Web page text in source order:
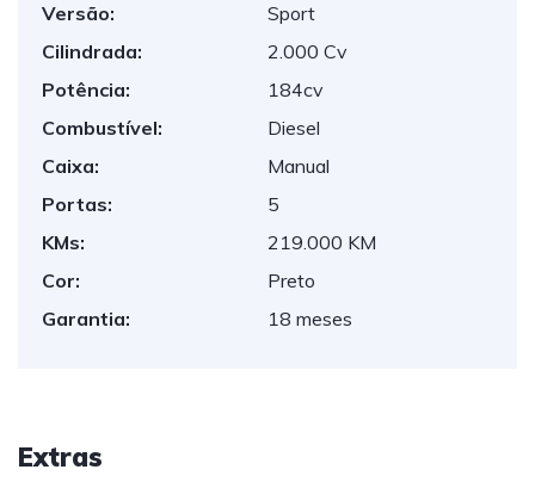
Versão:
Sport
Cilindrada:
2.000 Cv
Potência:
184cv
Combustível:
Diesel
Caixa:
Manual
Portas:
5
KMs:
219.000 KM
Cor:
Preto
Garantia:
18 meses
Extras